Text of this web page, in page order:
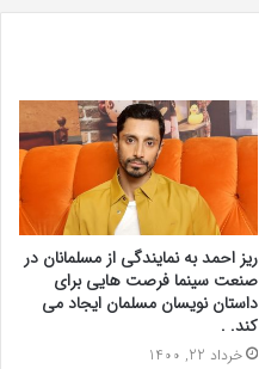
ریز احمد به نمایندگی از مسلمانان در
صنعت سینما فرصت هایی برای
داستان نویسان مسلمان ایجاد می
کند. .
خرداد 22, 1400